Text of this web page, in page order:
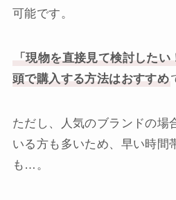
可能です。
「現物を直接見て検討した
頭で購入する方法はおすすめ
ただし、人気のブランドの場
いる方も多いため、早い時間
も…。